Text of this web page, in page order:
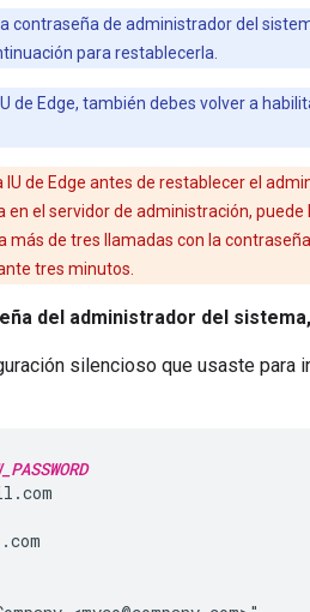
contraseña de administrador del
para restablecerla.
de Edge, también debes volver a
IU de Edge antes de restablecer el
el servidor de administración, puede
más de tres llamadas con la
tres minutos.
del administrador del
silencioso que usaste